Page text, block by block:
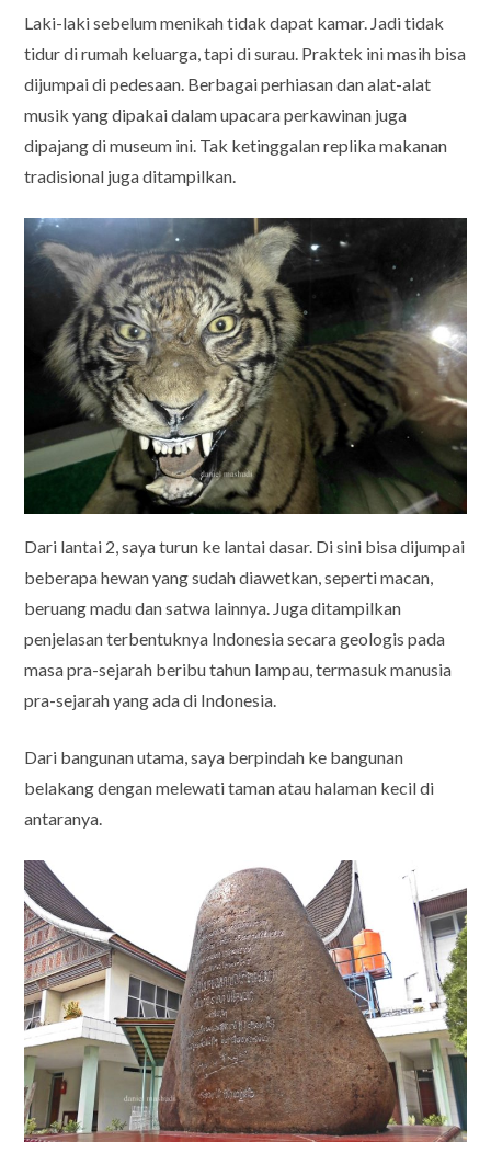
Laki-laki sebelum menikah tidak dapat kamar. Jadi tidak
tidur di rumah keluarga, tapi di surau. Praktek ini masih bisa
dijumpai di pedesaan. Berbagai perhiasan dan alat-alat
musik yang dipakai dalam upacara perkawinan juga
dipajang di museum ini. Tak ketinggalan replika makanan
tradisional juga ditampilkan.
Dari lantai 2, saya turun ke lantai dasar. Di sini bisa dijumpai
beberapa hewan yang sudah diawetkan, seperti macan,
beruang madu dan satwa lainnya. Juga ditampilkan
penjelasan terbentuknya Indonesia secara geologis pada
masa pra-sejarah beribu tahun lampau, termasuk manusia
pra-sejarah yang ada di Indonesia.
Dari bangunan utama, saya berpindah ke bangunan
belakang dengan melewati taman atau halaman kecil di
antaranya.